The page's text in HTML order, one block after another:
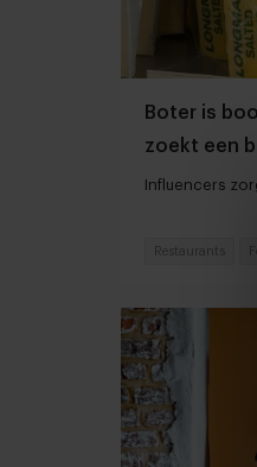
Boter is
zoekt een
Influencers
Restaurants